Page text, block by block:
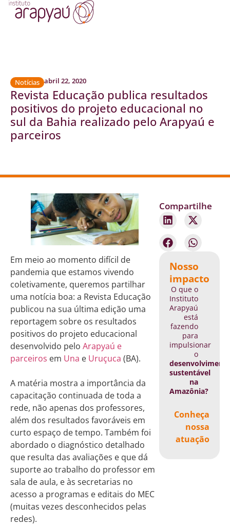
Notícias abril 22, 2020
Revista Educação publica resultados
positivos do projeto educacional no
sul da Bahia realizado pelo Arapyaú e
parceiros
Compartilhe
Nosso
impacto
O que o
Instituto
Arapyaú
está
fazendo
para
impulsionar
o
sustentável
na
Amazônia?
Conheça
nossa
atuação
Em meio ao momento difícil de
pandemia que estamos vivendo
coletivamente, queremos partilhar
uma notícia boa: a Revista Educação
publicou na sua última edição uma
reportagem sobre os resultados
positivos do projeto educacional
desenvolvido pelo Arapyaú e
parceiros em Una e Uruçuca (BA).
A matéria mostra a importância da
capacitação continuada de toda a
rede, não apenas dos professores,
além dos resultados favoráveis em
curto espaço de tempo. Também foi
abordado o diagnóstico detalhado
que resulta das avaliações e que dá
suporte ao trabalho do professor em
sala de aula, e às secretarias no
acesso a programas e editais do MEC
(muitas vezes desconhecidos pelas
redes).